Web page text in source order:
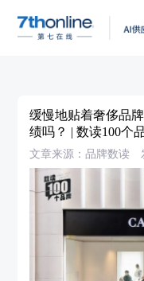
缓慢地贴着奢侈品
绩吗？ | 数读100个
文章来源：品牌数读